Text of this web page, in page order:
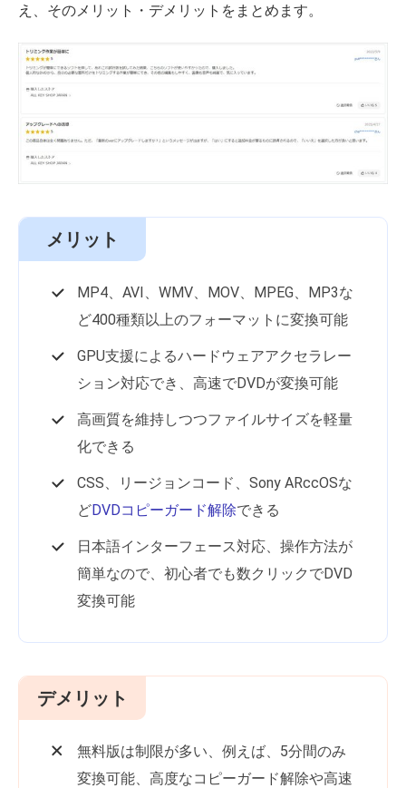
え、そのメリット・デメリットをまとめます。
メリット
MP4、AVI、WMV、MOV、MPEG、MP3な
ど400種類以上のフォーマットに変換可能
GPU支援によるハードウェアアクセラレー
ション対応でき、高速でDVDが変換可能
高画質を維持しつつファイルサイズを軽量
化できる
CSS、リージョンコード、Sony ARccOSな
どDVDコピーガード解除できる
日本語インターフェース対応、操作方法が
簡単なので、初心者でも数クリックでDVD
変換可能
デメリット
無料版は制限が多い、例えば、5分間のみ
変換可能、高度なコピーガード解除や高速